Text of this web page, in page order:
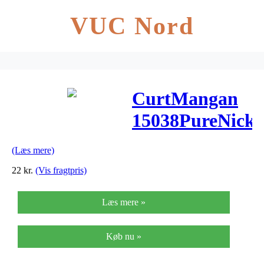
VUC Nord
CurtMangan
(Læs mere)
22 kr. (Vis fragtpris)
Læs mere »
Køb nu »